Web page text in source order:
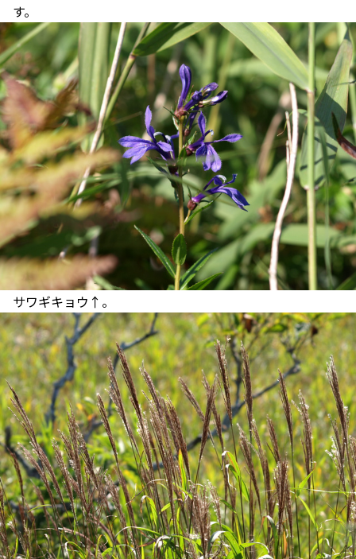
す。
サワギキョウ↑。